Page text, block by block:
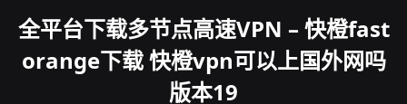
全平台下载多节点高速VPN – 快橙fast
orange下载 快橙vpn可以上国外网吗
版本19